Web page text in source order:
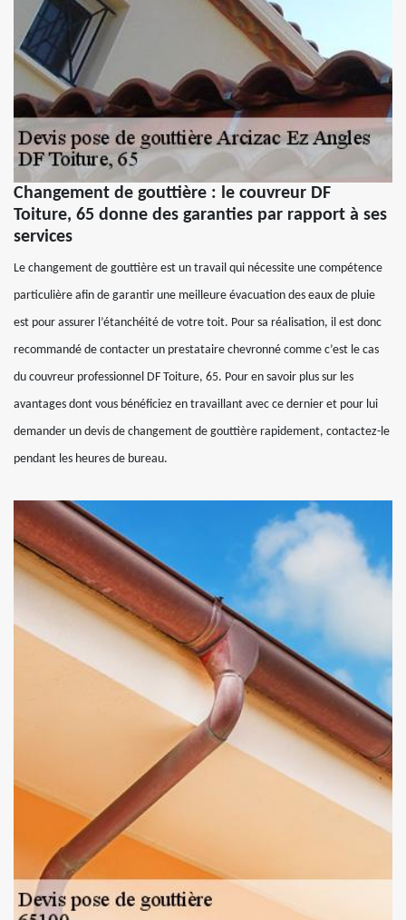
Changement de gouttière : le couvreur DF
Toiture, 65 donne des garanties par rapport à ses
services
Le changement de gouttière est un travail qui nécessite une compétence
particulière afin de garantir une meilleure évacuation des eaux de pluie
est pour assurer l’étanchéité de votre toit. Pour sa réalisation, il est donc
recommandé de contacter un prestataire chevronné comme c’est le cas
du couvreur professionnel DF Toiture, 65. Pour en savoir plus sur les
avantages dont vous bénéficiez en travaillant avec ce dernier et pour lui
demander un devis de changement de gouttière rapidement, contactez-le
pendant les heures de bureau.